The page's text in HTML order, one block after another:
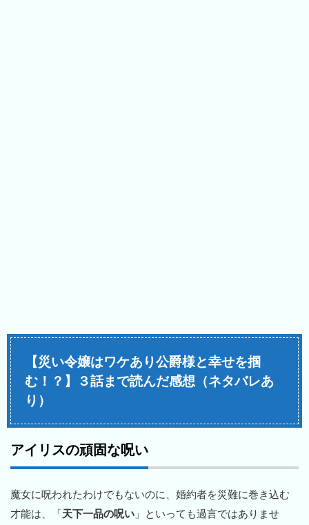
【災い令嬢はワケあり公爵様と幸せを掴
む！？】３話まで読んだ感想（ネタバレあ
り）
アイリスの頑固な呪い
魔女に呪われたわけでもないのに、婚約者を災難に巻き込む
才能は、「天下一品の呪い 」といっても過言ではありませ